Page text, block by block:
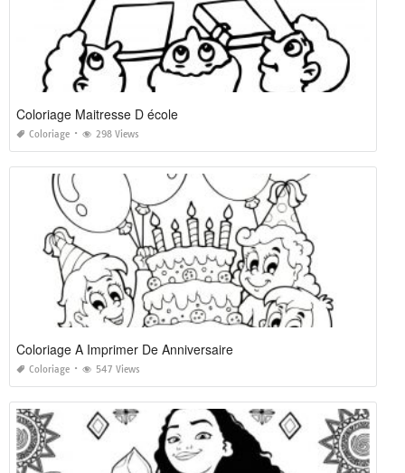
Coloriage Maitresse D école
Coloriage 298 Views
Coloriage A Imprimer De Anniversaire
Coloriage 547 Views